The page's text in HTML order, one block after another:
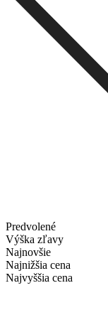
Predvolené
Výška zľavy
Najnovšie
Najnižšia cena
Najvyššia cena